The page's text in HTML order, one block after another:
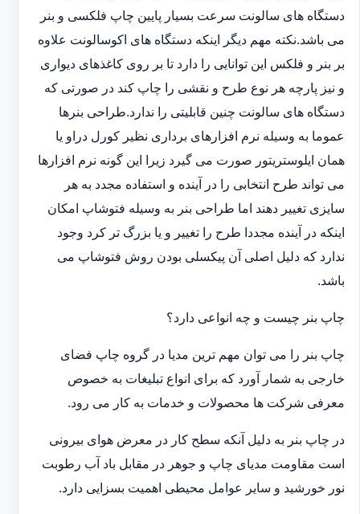
دستگاه های سالونت سرعت بسیار پایین چاپ فلکسی و بنر
می باشد.نکته مهم دیگر اینکه دستگاه های اکوسالونت علاوه
بر بنر و فلکس این توانایی را دارد تا بر روی کاغذهای دیواری
و نیز پارچه هر نوع طرح و نقشی را چاپ کند در صورتی که
دستگاه های سالونت چنین قابلیتی را ندارد.طراحی بنرها
عموما به وسیله نرم افزارهای برداری نظیر کورل دراو یا
همان ایلوستریتور صورت می گیرد زیرا این گونه نرم افزارها
می تواند طرح انتخابی را در آینده و استفاده مجدد به هر
سایزی تغییر دهند اما طراحی بنر به وسیله فتوشاپ امکان
اینکه در آینده مجددا طرح را تغییر و یا بزرگ تر کرد وجود
ندارد که دلیل اصلی آن پیکسلی بودن روش فتوشاپ می
باشد.
چاپ بنر چیست و چه انواعی دارد؟
چاپ بنر را می توان مهم ترین مدیا در گروه چاپ فضای
خارجی به شمار آورد که برای انواع تبلیغات به خصوص
معرفی شرکت ها محصولات و خدمات به کار می رود.
در چاپ بنر به دلیل آنکه سطح کار در معرض هوای بیرونی
است مقاومت مدیای چاپ و جوهر در مقابل باد آب رطوبت
نور خورشید و سایر عوامل محیطی اهمیت بسزایی دارد.